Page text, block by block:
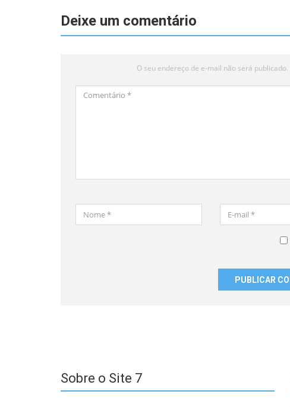
Deixe um comentário
O seu endereço de e-mail não será publicado.
Comentário
*
mail
que
eu
Sobre o Site 7